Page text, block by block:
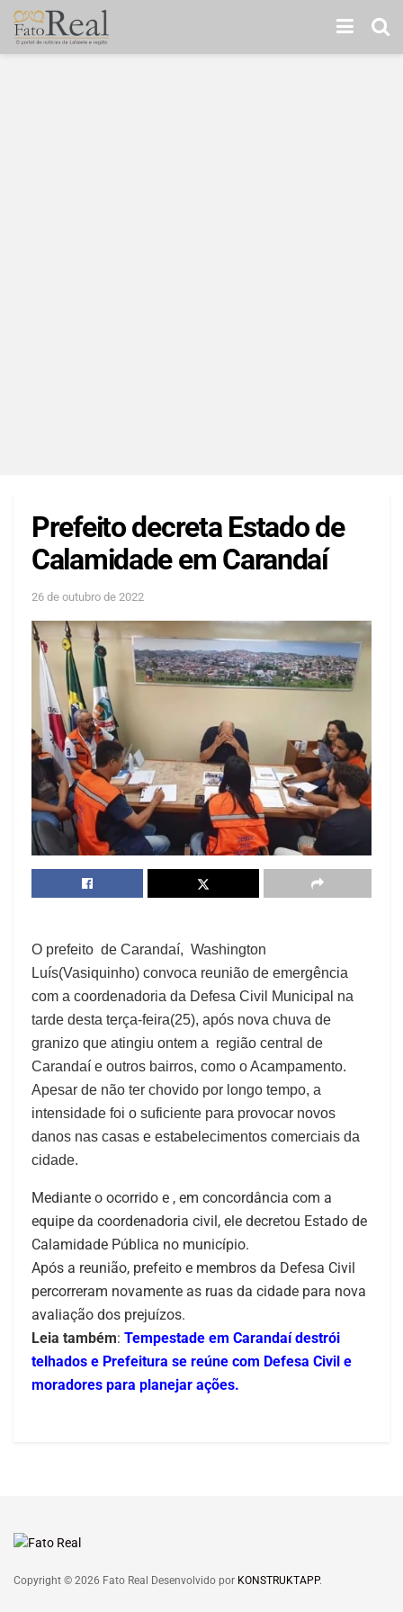
Prefeito decreta Estado de
Calamidade em Carandaí
26 de outubro de 2022
O prefeito de Carandaí, Washington
Luís(Vasiquinho) convoca reunião de emergência
com a coordenadoria da Defesa Civil Municipal na
tarde desta terça-feira(25), após nova chuva de
granizo que atingiu ontem a região central de
Carandaí e outros bairros, como o Acampamento.
Apesar de não ter chovido por longo tempo, a
intensidade foi o suficiente para provocar novos
danos nas casas e estabelecimentos comerciais da
cidade.
Mediante o ocorrido e , em concordância com a
equipe da coordenadoria civil, ele decretou Estado de
Calamidade Pública no município.
Após a reunião, prefeito e membros da Defesa Civil
percorreram novamente as ruas da cidade para nova
avaliação dos prejuízos.
Leia também: Tempestade em Carandaí destrói
telhados e Prefeitura se reúne com Defesa Civil e
moradores para planejar ações.
Copyright © 2026 Fato Real Desenvolvido por KONSTRUKTAPP.